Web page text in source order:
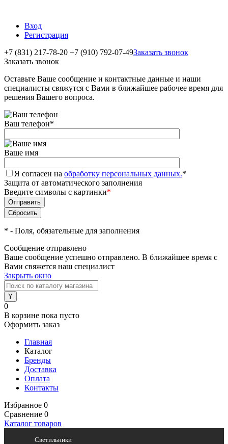
Вход
Регистрация
+7 (831) 217-78-20 +7 (910) 792-07-49Заказать звонок
Заказать звонок
Оставьте Ваше сообщение и контактные данные и наши
специалисты свяжутся с Вами в ближайшее рабочее время для
решения Вашего вопроса.
Ваш телефон*
Ваше имя
Я согласен на обработку персональных данных.*
Защита от автоматического заполнения
Введите символы с картинки*
* - Поля, обязательные для заполнения
Сообщение отправлено
Ваше сообщение успешно отправлено. В ближайшее время с
Вами свяжется наш специалист
Закрыть окно
0
В корзине пока пусто
Оформить заказ
Главная
Каталог
Бренды
Доставка
Оплата
Контакты
Избранное 0
Сравнение 0
Каталог товаров
Светильники